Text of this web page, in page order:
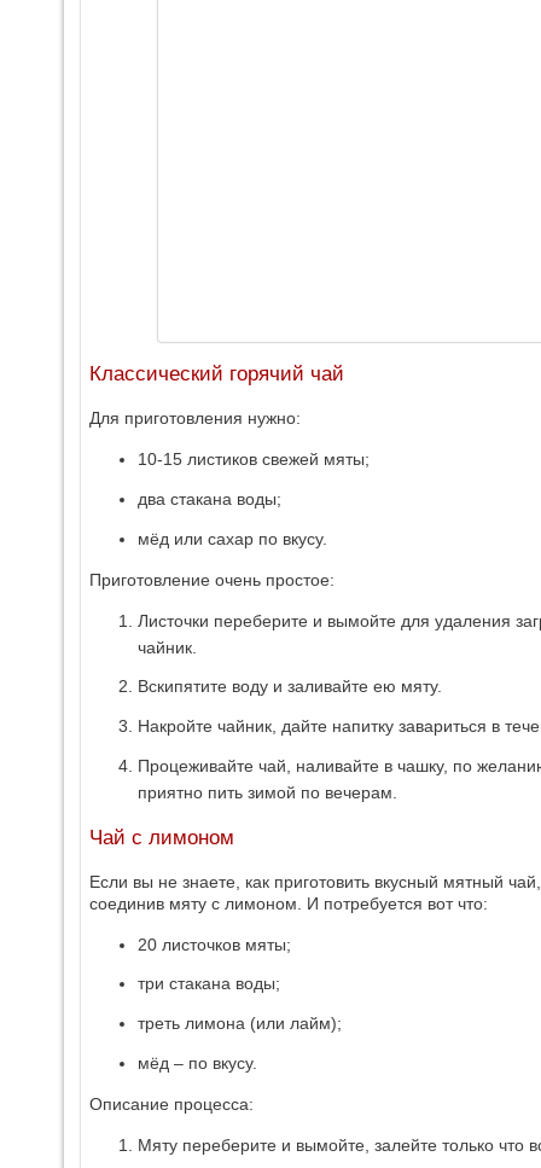
Классический горячий чай
Для приготовления нужно:
10-15 листиков свежей мяты;
два стакана воды;
мёд или сахар по вкусу.
Приготовление очень простое:
Листочки переберите и вымойте для удаления
чайник.
Вскипятите воду и заливайте ею мяту.
Накройте чайник, дайте напитку завариться в
Процеживайте чай, наливайте в чашку, по
приятно пить зимой по вечерам.
Чай с лимоном
Если вы не знаете, как приготовить вкусный мятный
соединив мяту с лимоном. И потребуется вот что:
20 листочков мяты;
три стакана воды;
треть лимона (или лайм);
мёд – по вкусу.
Описание процесса:
Мяту переберите и вымойте, залейте только что